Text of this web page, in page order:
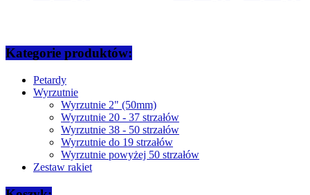
Kategorie produktów:
Petardy
Wyrzutnie
Wyrzutnie 2" (50mm)
Wyrzutnie 20 - 37 strzałów
Wyrzutnie 38 - 50 strzałów
Wyrzutnie do 19 strzałów
Wyrzutnie powyżej 50 strzałów
Zestaw rakiet